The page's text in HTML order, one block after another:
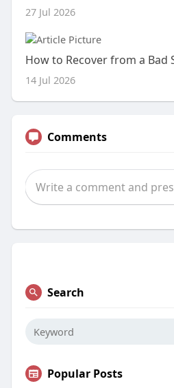
27 Jul 2026
14 Jul 2026
Comments
Search
Popular Posts